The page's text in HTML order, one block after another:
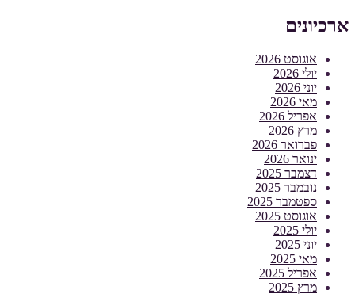
ארכיונים
אוגוסט 2026
יולי 2026
יוני 2026
מאי 2026
אפריל 2026
מרץ 2026
פברואר 2026
ינואר 2026
דצמבר 2025
נובמבר 2025
ספטמבר 2025
אוגוסט 2025
יולי 2025
יוני 2025
מאי 2025
אפריל 2025
מרץ 2025